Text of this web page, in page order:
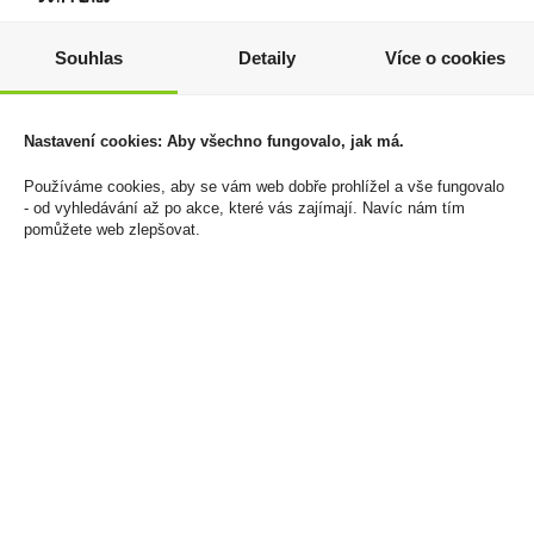
Open Junior
6 499 Kč
Cena za:krabičku (20 ks)
do 5 krabiček
Blueberry 18mg/ml
Cena za:
Skladem:
Souhlas Detaily Více o cookies
Nastavení cookies: Aby všechno fungovalo, jak má.
Používáme cookies, aby se vám web dobře prohlížel a vše fungovalo
- od vyhledávání až po akce, které vás zajímají. Navíc nám tím
pomůžete web zlepšovat.